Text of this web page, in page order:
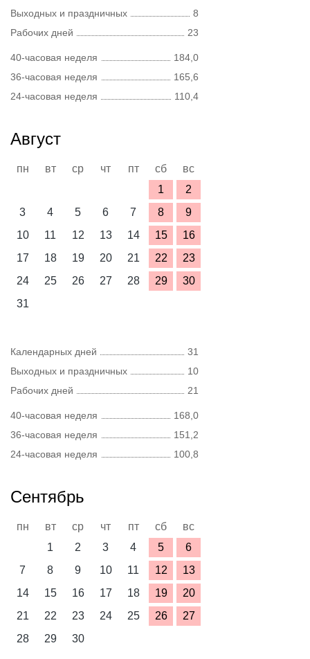
Выходных и праздничных
8
Рабочих дней
23
40-часовая неделя
184,0
36-часовая неделя
165,6
24-часовая неделя
110,4
Август
пн вт ср чт пт сб
вс
1
2
3
4 5 6 7 8
9
10
11 12 13 14 15
16
17
18 19 20 21 22
23
24
25 26 27 28 29
30
31
Календарных дней
31
Выходных и праздничных
10
Рабочих дней
21
40-часовая неделя
168,0
36-часовая неделя
151,2
24-часовая неделя
100,8
Сентябрь
пн вт ср чт пт сб
вс
1
2 3 4 5
6
7
8 9 10 11 12
13
14
15 16 17 18 19
20
21
22 23 24 25 26
27
28
29 30